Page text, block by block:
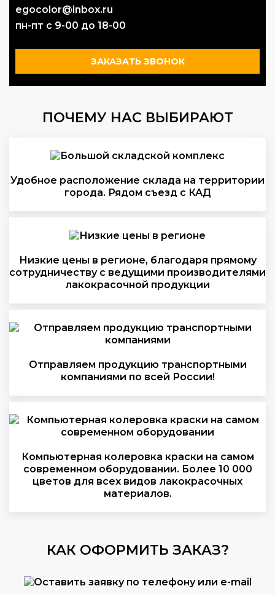
egocolor@inbox.ru
пн-пт с 9-00 до 18-00
ЗАКАЗАТЬ ЗВОНОК
ПОЧЕМУ НАС ВЫБИРАЮТ
Удобное расположение склада на территории
города. Рядом съезд с КАД
Низкие цены в регионе, благодаря прямому
сотрудничеству с ведущими производителями
лакокрасочной продукции
Отправляем продукцию транспортными
компаниями по всей России!
Компьютерная колеровка краски на самом
современном оборудовании. Более 10 000
цветов для всех видов лакокрасочных
материалов.
КАК ОФОРМИТЬ ЗАКАЗ?